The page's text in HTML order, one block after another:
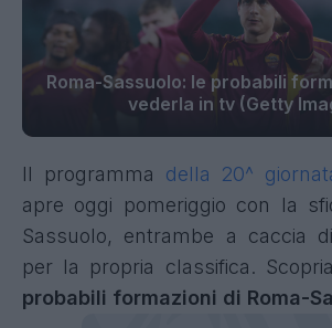
Roma-Sassuolo: le probabili
vederla in tv (Getty
Il programma della 20^
apre oggi pomeriggio con la
Sassuolo, entrambe a caccia
per la propria classifica.
probabili formazioni di Roma-